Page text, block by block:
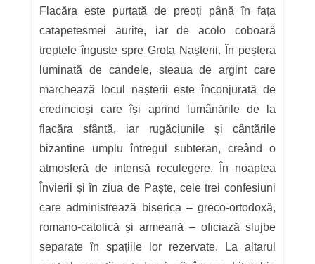
Flacăra este purtată de preoți până în fața
catapetesmei aurite, iar de acolo coboară
treptele înguste spre Grota Nașterii. În peștera
luminată de candele, steaua de argint care
marchează locul nașterii este înconjurată de
credincioși care își aprind lumânările de la
flacăra sfântă, iar rugăciunile și cântările
bizantine umplu întregul subteran, creând o
atmosferă de intensă reculegere. În noaptea
Învierii și în ziua de Paște, cele trei confesiuni
care administrează biserica – greco-ortodoxă,
romano-catolică și armeană – oficiază slujbe
separate în spațiile lor rezervate. La altarul